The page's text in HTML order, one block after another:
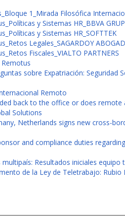
1_Mirada Filosófica
y Sistemas HR_BBVA
y Sistemas HR_SOFTTEK
Legales_SAGARDOY
Fiscales_VIALTO PARTNERS
sobre Expatriación: Seguridad
Remoto
back to the office or does remote
Solutions
Netherlands signs new cross-
and compliance duties
Resultados iniciales equipo
de la Ley de Teletrabajo: Rubio